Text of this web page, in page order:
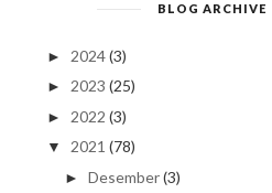
BLOG ARCHIVE
► 2024 (3)
► 2023 (25)
► 2022 (3)
▼ 2021 (78)
►Desember(3)